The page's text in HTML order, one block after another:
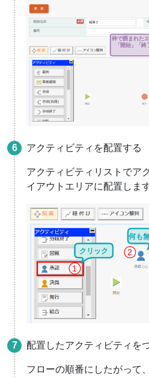
アクティビティを配置する
アクティビティリストでア
イアウトエリアに配置します
配置したアクティビティを
フローの順番にしたがって